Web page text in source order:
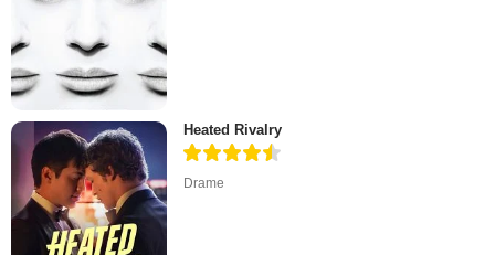
Heated Rivalry
Drame